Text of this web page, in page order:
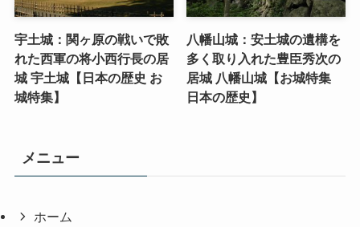
宇土城：関ヶ原の戦いで敗
れた西軍の将小西行長の居
城 宇土城【日本の歴史 お
城特集】
八幡山城：安土城の遺構を
多く取り入れた豊臣秀次の
居城 八幡山城【お城特集
日本の歴史】
メニュー
ホーム